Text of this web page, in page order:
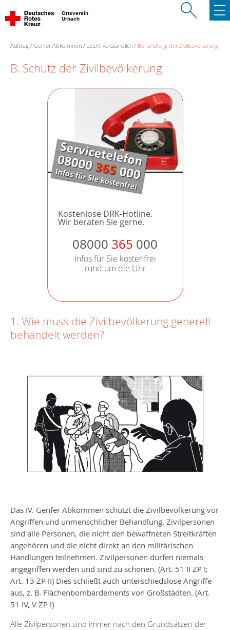
Ortsverein
Urbach
Auftrag Genfer Abkommen Leicht verständlich Behandlung der Zivilbevölkerung
B. Schutz der Zivilbevölkerung
Kostenlose DRK-Hotline.
Wir beraten Sie gerne.
08000 365 000
Infos für Sie kostenfrei
rund um die Uhr
1. Wie muss die Zivilbevölkerung generell
behandelt werden?
Das IV. Genfer Abkommen schützt die Zivilbevölkerung vor
Angriffen und unmenschlicher Behandlung. Zivilpersonen
sind alle Personen, die nicht den bewaffneten Streitkräften
angehören und die nicht direkt an den militärischen
Handlungen teilnehmen. Zivilpersonen dürfen niemals
angegriffen werden und sind zu schonen. (Art. 51 II ZP I;
Art. 13 ZP II) Dies schließt auch unterschiedslose Angriffe
aus, z. B. Flächenbombardements von Großstädten. (Art.
51 IV, V ZP I)
Alle Zivilpersonen sind immer nach den Grundsätzen der